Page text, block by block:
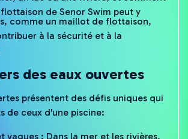
de Senor Swim peut y
comme un maillot de flottaison,
à la sécurité et à la
des eaux ouvertes
présentent des défis uniques qui
de ceux d'une piscine:
vagues : Dans la mer et les rivières,